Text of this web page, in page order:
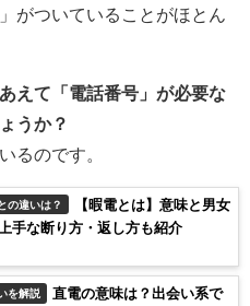
がついていることがほとん
えて「電話番号」が必要な
うか？
るのです。
の違いは？
【暇電とは】意味と男女
手な断り方・返し方も紹介
を解説
直電の意味は？出会い系で